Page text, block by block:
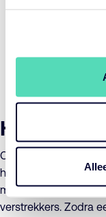
centrales. De
Hoe werkt
Onze partner,
hoogwaardige
markten, volledig
verstrekkers. Zodra